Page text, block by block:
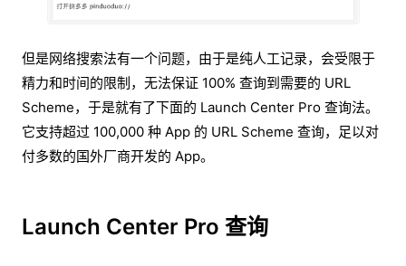
但是网络搜索法有一个问题，由于是纯人工记录，会受限于
精力和时间的限制，无法保证 100% 查询到需要的 URL
Scheme，于是就有了下面的 Launch Center Pro 查询法。
它支持超过 100,000 种 App 的 URL Scheme 查询，足以对
付多数的国外厂商开发的 App。
Launch Center Pro 查询